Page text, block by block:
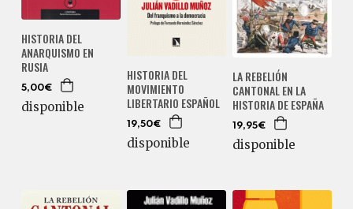
HISTORIA DEL
ANARQUISMO EN
RUSIA
5,00€
disponible
HISTORIA DEL
MOVIMIENTO
LIBERTARIO ESPAÑOL
19,50€
disponible
LA REBELIÓN
CANTONAL EN LA
HISTORIA DE ESPAÑA
19,95€
disponible